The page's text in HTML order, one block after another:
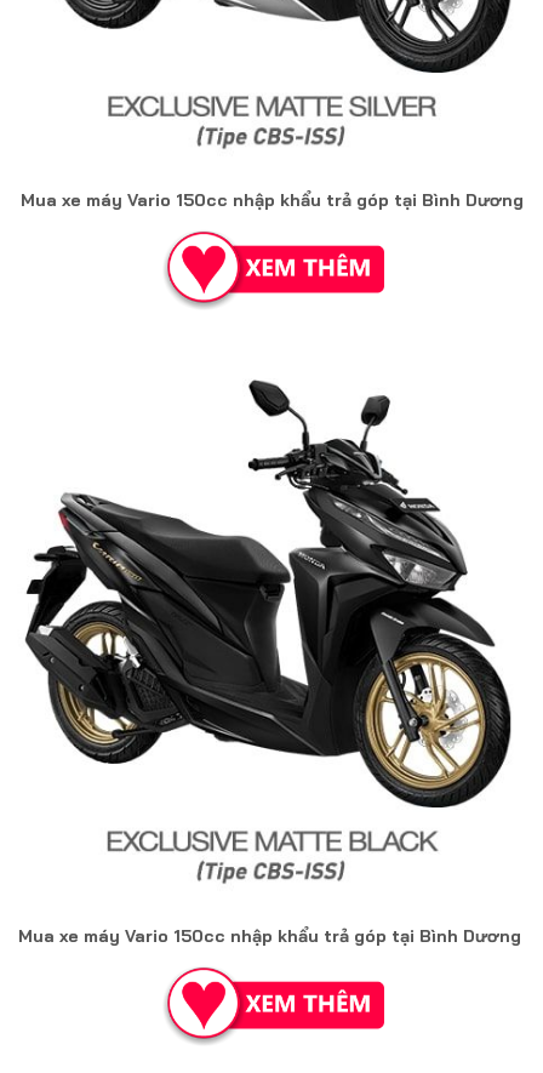
Mua xe máy Vario 150cc nhập khẩu trả góp tại Bình Dương
Mua xe máy Vario 150cc nhập khẩu trả góp tại Bình Dương